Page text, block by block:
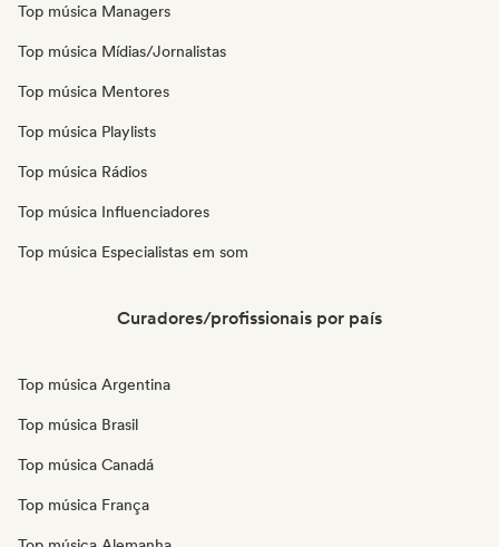
Top música Managers
Top música Mídias/Jornalistas
Top música Mentores
Top música Playlists
Top música Rádios
Top música Influenciadores
Top música Especialistas em som
Curadores/profissionais por país
Top música Argentina
Top música Brasil
Top música Canadá
Top música França